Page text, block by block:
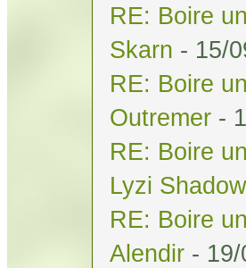
RE: Boire
Skarn - 15/
RE: Boire
Outremer -
RE: Boire
Lyzi Shadow
RE: Boire
Alendir -